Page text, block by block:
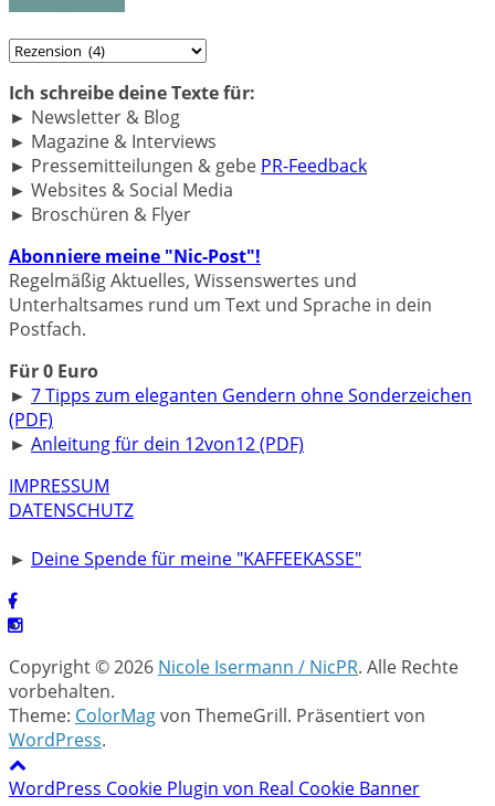
Kategorien
Ich schreibe deine Texte für:
► Newsletter & Blog
► Magazine & Interviews
► Pressemitteilungen & gebe PR-Feedback
► Websites & Social Media
► Broschüren & Flyer
Abonniere meine "Nic-Post"!
Regelmäßig Aktuelles, Wissenswertes und
Unterhaltsames rund um Text und Sprache in dein
Postfach.
Für 0 Euro
► 7 Tipps zum eleganten Gendern ohne Sonderzeichen
(PDF)
► Anleitung für dein 12von12 (PDF)
IMPRESSUM
DATENSCHUTZ
► Deine Spende für meine "KAFFEEKASSE"
Copyright © 2026 Nicole Isermann / NicPR. Alle Rechte
vorbehalten.
Theme: ColorMagvon ThemeGrill. Präsentiert von
WordPress.
WordPress Cookie Plugin von Real Cookie Banner